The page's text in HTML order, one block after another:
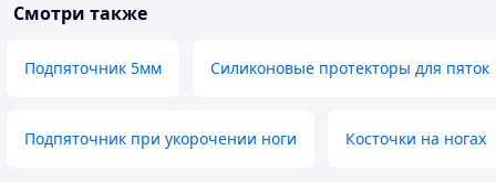
Смотри также
Подпяточник 5мм Силиконовые протекторы для пяток
Подпяточник при укорочении ноги Косточки на ногах